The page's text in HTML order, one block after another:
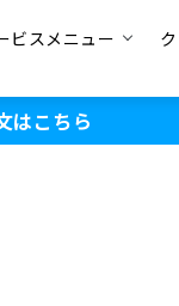
ビスメニュー
はこちら